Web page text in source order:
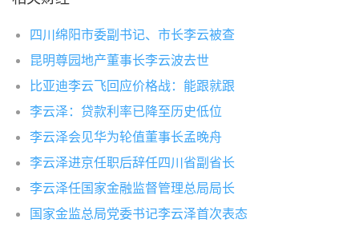
四川绵阳市委副书记、市长李云被查
昆明尊园地产董事长李云波去世
比亚迪李云飞回应价格战：能跟就跟
李云泽：贷款利率已降至历史低位
李云泽会见华为轮值董事长孟晚舟
李云泽进京任职后辞任四川省副省长
李云泽任国家金融监督管理总局局长
国家金监总局党委书记李云泽首次表态